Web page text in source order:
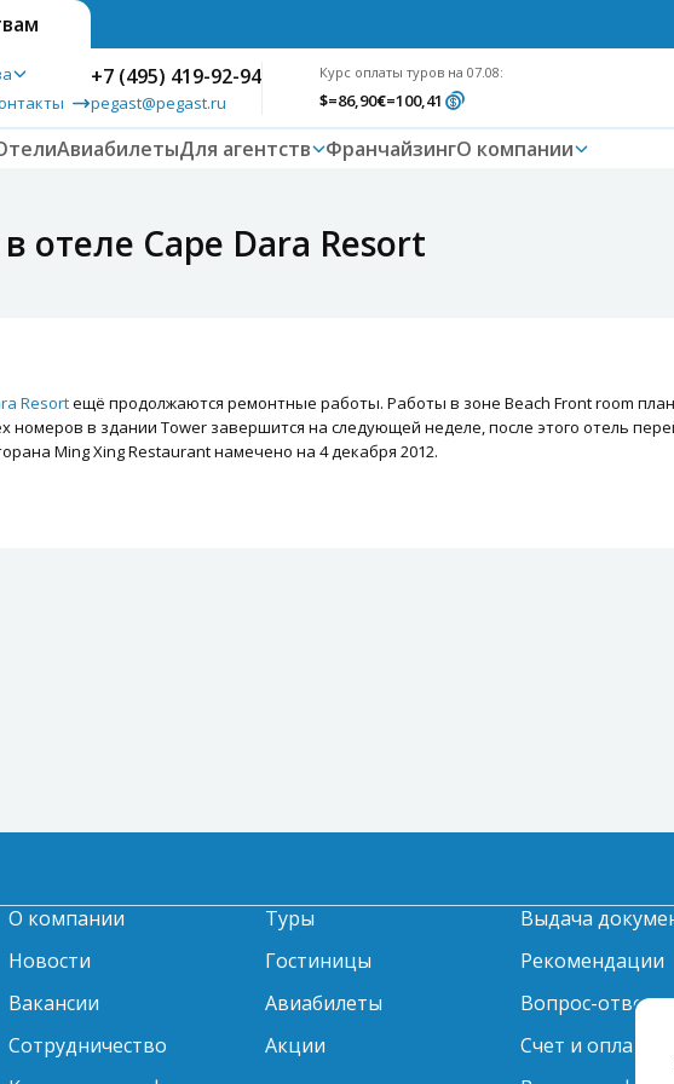
+7 (495) 419-92-94
pegast@pegast.ru
Курс оплаты туров на 07.08:
$=86,90€=100,41
АвиабилетыДля агентств ФранчайзингО компании
отеле Cape Dara Resort
Resortещё продолжаются ремонтные работы. Работы в зоне Beach Front room
номеров в здании Tower завершится на следующей неделе, после этого отель
Ming Xing Restaurant намечено на 4 декабря 2012.
О компании
Новости
Вакансии
Сотрудничество
Туры
Гостиницы
Авиабилеты
Акции
Выдача
Рекомендации
Вопрос-ответ
Счет и оплата